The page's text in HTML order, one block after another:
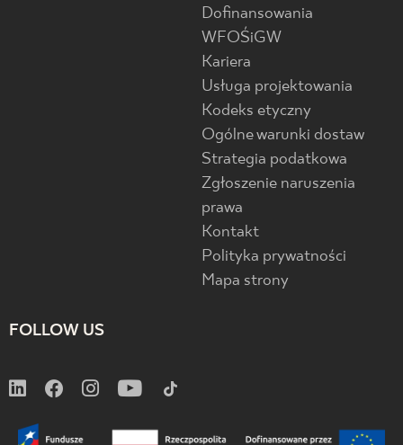
Dofinansowania
WFOŚiGW
Kariera
Usługa projektowania
Kodeks etyczny
Ogólne warunki dostaw
Strategia podatkowa
Zgłoszenie naruszenia
prawa
Kontakt
Polityka prywatności
Mapa strony
FOLLOW US